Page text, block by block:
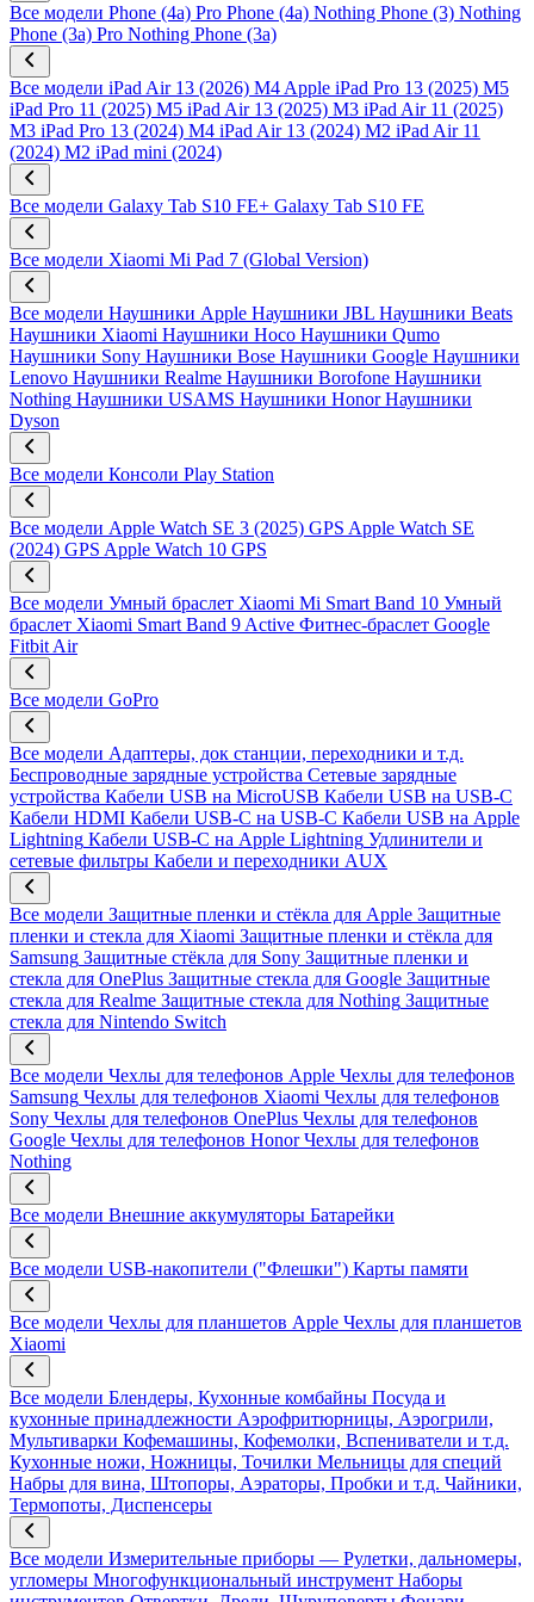
Все модели Phone (4a) Pro Phone (4a) Nothing Phone (3) Nothing
Phone (3a) Pro Nothing Phone (3a)
Все модели iPad Air 13 (2026) M4 Apple iPad Pro 13 (2025) M5
iPad Pro 11 (2025) M5 iPad Air 13 (2025) M3 iPad Air 11 (2025)
M3 iPad Pro 13 (2024) M4 iPad Air 13 (2024) M2 iPad Air 11
(2024) M2 iPad mini (2024)
Все модели Galaxy Tab S10 FE+ Galaxy Tab S10 FE
Все модели Xiaomi Mi Pad 7 (Global Version)
Все модели Наушники Apple Наушники JBL Наушники Beats
Наушники Xiaomi Наушники Hoco Наушники Qumo
Наушники Sony Наушники Bose Наушники Google Наушники
Lenovo Наушники Realme Наушники Borofone Наушники
Nothing Наушники USAMS Наушники Honor Наушники
Dyson
Все модели Консоли Play Station
Все модели Apple Watch SE 3 (2025) GPS Apple Watch SE
(2024) GPS Apple Watch 10 GPS
Все модели Умный браслет Xiaomi Mi Smart Band 10 Умный
браслет Xiaomi Smart Band 9 Active Фитнес-браслет Google
Fitbit Air
Все модели GoPro
Все модели Адаптеры, док станции, переходники и т.д.
Беспроводные зарядные устройства Сетевые зарядные
устройства Кабели USB на MicroUSB Кабели USB на USB-C
Кабели HDMI Кабели USB-C на USB-C Кабели USB на Apple
Lightning Кабели USB-C на Apple Lightning Удлинители и
сетевые фильтры Кабели и переходники AUX
Все модели Защитные пленки и стёкла для Apple Защитные
пленки и стекла для Xiaomi Защитные пленки и стёкла для
Samsung Защитные стёкла для Sony Защитные пленки и
стекла для OnePlus Защитные стекла для Google Защитные
стекла для Realme Защитные стекла для Nothing Защитные
стекла для Nintendo Switch
Все модели Чехлы для телефонов Apple Чехлы для телефонов
Samsung Чехлы для телефонов Xiaomi Чехлы для телефонов
Sony Чехлы для телефонов OnePlus Чехлы для телефонов
Google Чехлы для телефонов Honor Чехлы для телефонов
Nothing
Все модели Внешние аккумуляторы Батарейки
Все модели USB-накопители ("Флешки") Карты памяти
Все модели Чехлы для планшетов Apple Чехлы для планшетов
Xiaomi
Все модели Блендеры, Кухонные комбайны Посуда и
кухонные принадлежности Аэрофритюрницы, Аэрогрили,
Мультиварки Кофемашины, Кофемолки, Вспениватели и т.д.
Кухонные ножи, Ножницы, Точилки Мельницы для специй
Набры для вина, Штопоры, Аэраторы, Пробки и т.д. Чайники,
Термопоты, Диспенсеры
Все модели Измерительные приборы — Рулетки, дальномеры,
угломеры Многофункциональный инструмент Наборы